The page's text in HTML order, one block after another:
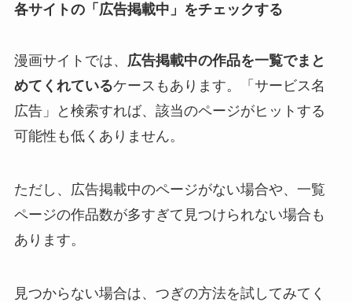
各サイトの「広告掲載中」をチェックする
漫画サイトでは、
広告掲載中の作品を一覧でまと
めてくれているケースもあります。「サービス名
広告」と検索すれば、該当のページがヒットする
可能性も低くありません。
ただし、広告掲載中のページがない場合や、一覧
ページの作品数が多すぎて見つけられない場合も
あります。
見つからない場合は、つぎの方法を試してみてく